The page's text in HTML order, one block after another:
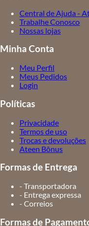
Central de Ajuda -
Trabalhe Conosco
Nossas lojas
Minha Conta
Meu Perfil
Meus Pedidos
Login
Políticas
Privacidade
Termos de uso
Trocas e devoluções
Ateen Bônus
Formas de Entrega
- Transportadora
- Entrega expressa
- Correios
Formas de